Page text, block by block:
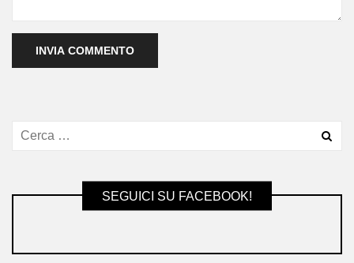
SEGUICI SU FACEBOOK!